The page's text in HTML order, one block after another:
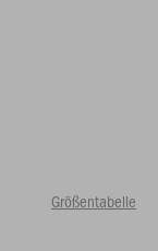
Größentabelle